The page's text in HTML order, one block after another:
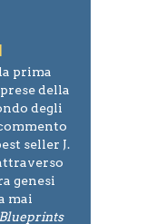
prima
della
degli
seller J.
genesi
mai